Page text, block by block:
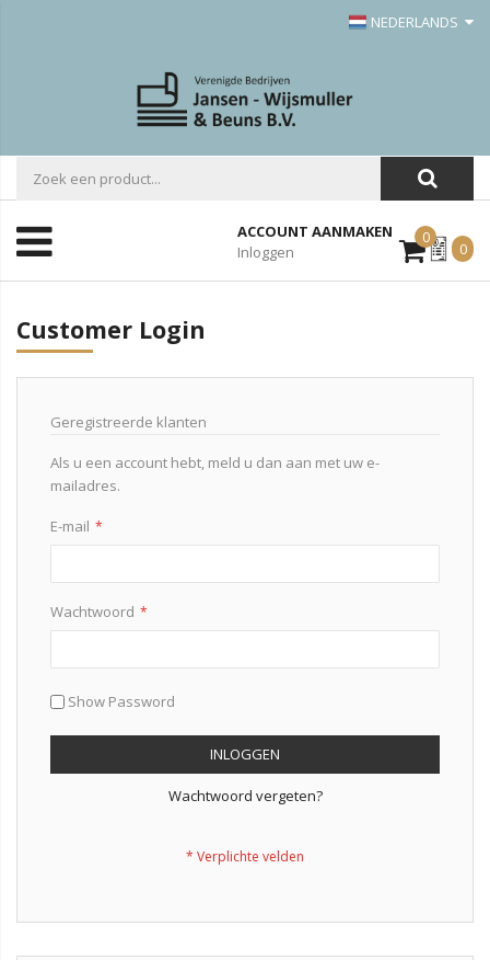
NEDERLANDS
ACCOUNT AANMAKEN
Inloggen
0Mijn
Offerte
0
Customer Login
Geregistreerde klanten
Als u een account hebt, meld u dan aan met uw e-
mailadres.
E-mail
Wachtwoord
Show Password
INLOGGEN
Wachtwoord vergeten?